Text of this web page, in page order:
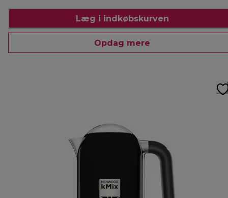
Læg i indkøbskurven
Opdag mere